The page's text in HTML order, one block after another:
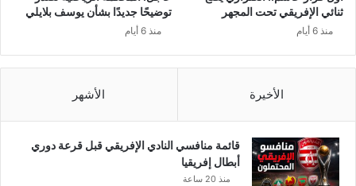
ثنائي الإفريقي تحت المجهر
منذ 6 أيام
توضيحًا جديدًا بشأن يوسف بلايلي
منذ 6 أيام
الأخيرة الأشهر
قائمة منافسي النادي الإفريقي قبل قرعة دوري
أبطال إفريقيا
منذ 20 ساعة